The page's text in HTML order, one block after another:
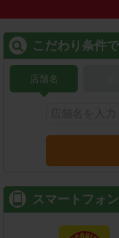
こだわり条件
店舗名
スマートフォン